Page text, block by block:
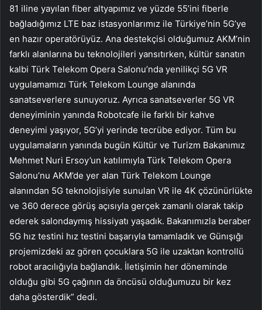
81 iline yayılan fiber altyapımız ve yüzde 55’ini fiberle
bağladığımız LTE baz istasyonlarımız ile Türkiye’nin 5G’ye
en hazır operatörüyüz. Ana destekçisi olduğumuz AKM’nin
farklı alanlarına bu teknolojileri yansıtırken, kültür sanatın
kalbi Türk Telekom Opera Salonu’nda yenilikçi 5G VR
uygulamamızı Türk Telekom Lounge alanında
sanatseverlere sunuyoruz. Ayrıca sanatseverler 5G VR
deneyiminin yanında Robotcafe ile farklı bir kahve
deneyimi yaşıyor, 5G’yi yerinde tecrübe ediyor. Tüm bu
uygulamaların yanında bugün Kültür ve Turizm Bakanımız
Mehmet Nuri Ersoy’un katılımıyla Türk Telekom Opera
Salonu’nu AKM’de yer alan Türk Telekom Lounge
alanından 5G teknolojisiyle sunulan VR ile 4K çözünürlükte
ve 360 derece görüş açısıyla gerçek zamanlı olarak takip
ederek salondaymış hissiyatı yaşadık. Bakanımızla beraber
5G hız testini hız testini başarıyla tamamladık ve Günışığı
projemizdeki az gören çocuklara 5G ile uzaktan kontrollü
robot aracılığıyla bağlandık. İletişimin her döneminde
olduğu gibi 5G çağının da öncüsü olduğumuzu bir kez
daha gösterdik” dedi.